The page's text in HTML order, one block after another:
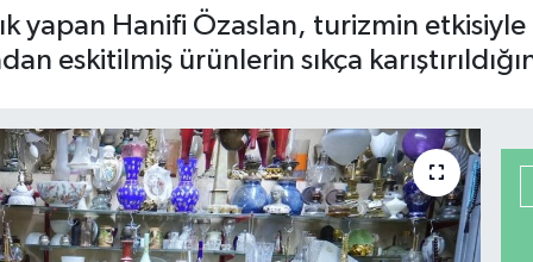
yapan Hanifi Özaslan, turizmin etkisiyle
eskitilmiş ürünlerin sıkça